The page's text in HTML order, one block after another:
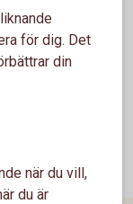
för dig. Det
din
när du vill,
du är